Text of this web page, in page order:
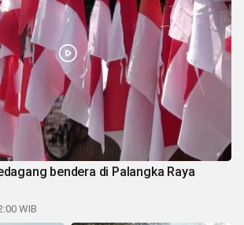
bendera di Palangka Raya
WIB